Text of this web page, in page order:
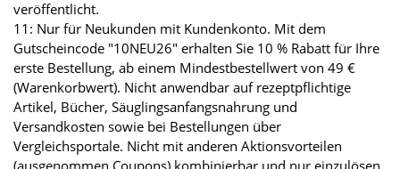
veröffentlicht.
11: Nur für Neukunden mit Kundenkonto. Mit dem
Gutscheincode "10NEU26" erhalten Sie 10 % Rabatt für Ihre
erste Bestellung, ab einem Mindestbestellwert von 49 €
(Warenkorbwert). Nicht anwendbar auf rezeptpflichtige
Artikel, Bücher, Säuglingsanfangsnahrung und
Versandkosten sowie bei Bestellungen über
Vergleichsportale. Nicht mit anderen Aktionsvorteilen